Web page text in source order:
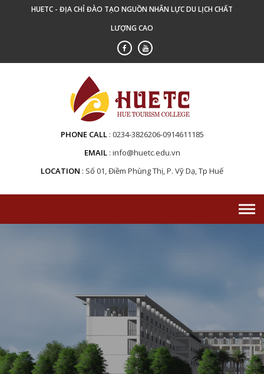
HUETC - ĐỊA CHỈ ĐÀO TẠO NGUỒN NHÂN LỰC DU LỊCH CHẤT
LƯỢNG CAO
PHONE CALL 0234-3826206-0914611185
EMAIL info@huetc.edu.vn
LOCATION
Số 01, Điềm Phùng Thị, P. Vỹ Dạ, Tp Huế